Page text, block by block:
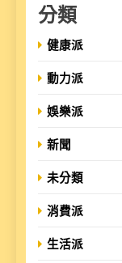
分類
健康派
動力派
娛樂派
新聞
未分類
消費派
生活派